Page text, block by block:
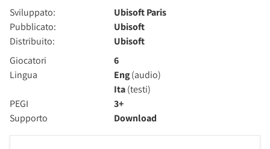
Sviluppato:
Ubisoft Paris
Pubblicato:
Ubisoft
Distribuito:
Ubisoft
Giocatori
6
Lingua
Eng(audio)
Ita(testi)
PEGI
3+
Supporto
Download